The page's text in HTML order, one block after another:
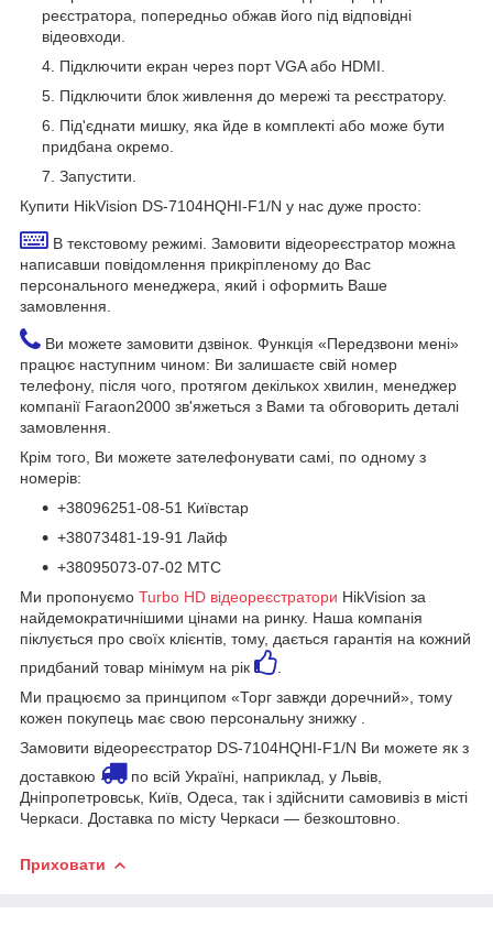
реєстратора, попередньо обжав його під відповідні
відеовходи.
Підключити екран через порт VGA або HDMI.
Підключити блок живлення до мережі та реєстратору.
Під'єднати мишку, яка йде в комплекті або може бути
придбана окремо.
Запустити.
Купити HikVision DS-7104HQHI-F1/N у нас дуже просто:
В текстовому режимі. Замовити відеореєстратор можна
написавши повідомлення прикріпленому до Вас
персонального менеджера, який і оформить Ваше
замовлення.
Ви можете замовити дзвінок. Функція «Передзвони мені»
працює наступним чином: Ви залишаєте свій номер
телефону, після чого, протягом декількох хвилин, менеджер
компанії Faraon2000 зв'яжеться з Вами та обговорить деталі
замовлення.
Крім того, Ви можете зателефонувати самі, по одному з
номерів:
+38096251-08-51 Київстар
+38073481-19-91 Лайф
+38095073-07-02 МТС
Ми пропонуємо Turbo HD відеореєстратори HikVision за
найдемократичнішими цінами на ринку. Наша компанія
піклується про своїх клієнтів, тому, дається гарантія на кожний
придбаний товар мінімум на рік
Ми працюємо за принципом «Торг завжди доречний», тому
кожен покупець має свою персональну знижку .
Замовити відеореєстратор DS-7104HQHI-F1/N Ви можете як з
доставкою
по всій Україні, наприклад, у Львів,
Дніпропетровськ, Київ, Одеса, так і здійснити самовивіз в місті
Черкаси. Доставка по місту Черкаси — безкоштовно.
Приховати